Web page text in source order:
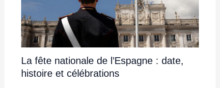
La fête nationale de l’Espagne : date,
histoire et célébrations